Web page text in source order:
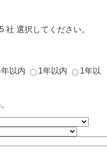
5 社 選択してください。
以内 1年以内
1年以